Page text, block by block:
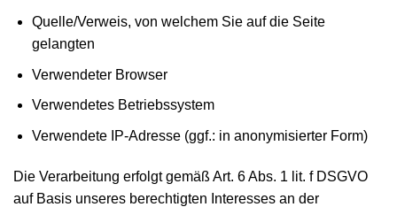
Quelle/Verweis, von welchem Sie auf die Seite
gelangten
Verwendeter Browser
Verwendetes Betriebssystem
Verwendete IP-Adresse (ggf.: in anonymisierter Form)
Die Verarbeitung erfolgt gemäß Art. 6 Abs. 1 lit. f DSGVO
auf Basis unseres berechtigten Interesses an der